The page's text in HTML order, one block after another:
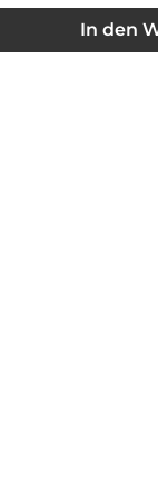
Wert ein
In den